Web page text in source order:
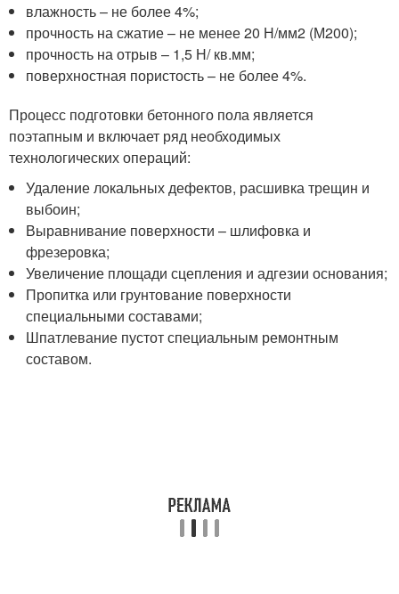
влажность – не более 4%;
прочность на сжатие – не менее 20 Н/мм2 (М200);
прочность на отрыв – 1,5 Н/ кв.мм;
поверхностная пористость – не более 4%.
Процесс подготовки бетонного пола является
поэтапным и включает ряд необходимых
технологических операций:
Удаление локальных дефектов, расшивка трещин и
выбоин;
Выравнивание поверхности – шлифовка и
фрезеровка;
Увеличение площади сцепления и адгезии основания;
Пропитка или грунтование поверхности
специальными составами;
Шпатлевание пустот специальным ремонтным
составом.